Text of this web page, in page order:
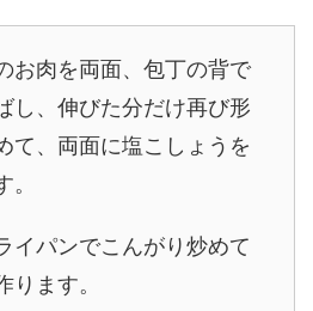
お肉を両面、包丁の背で
し、伸びた分だけ再び形
て、両面に塩こしょうを
イパンでこんがり炒めて
ります。